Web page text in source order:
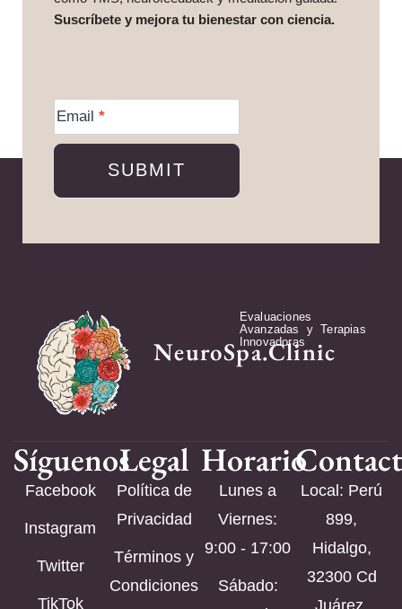
Suscríbete y mejora tu bienestar con ciencia.
Information
Email *
SUBMIT
NeuroSpa.Clinic
Evaluaciones
Avanzadas y Terapias
Innovadoras
Síguenos
Facebook
Instagram
Twitter
TikTok
Legal
Política de
Privacidad
Términos y
Condiciones
Horario
Lunes a
Viernes:
9:00 - 17:00
Sábado:
Local: Perú
899,
Hidalgo,
32300 Cd
Juárez,